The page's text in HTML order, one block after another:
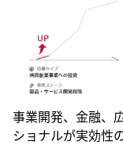
事業開発、金融、
ショナルが実効性